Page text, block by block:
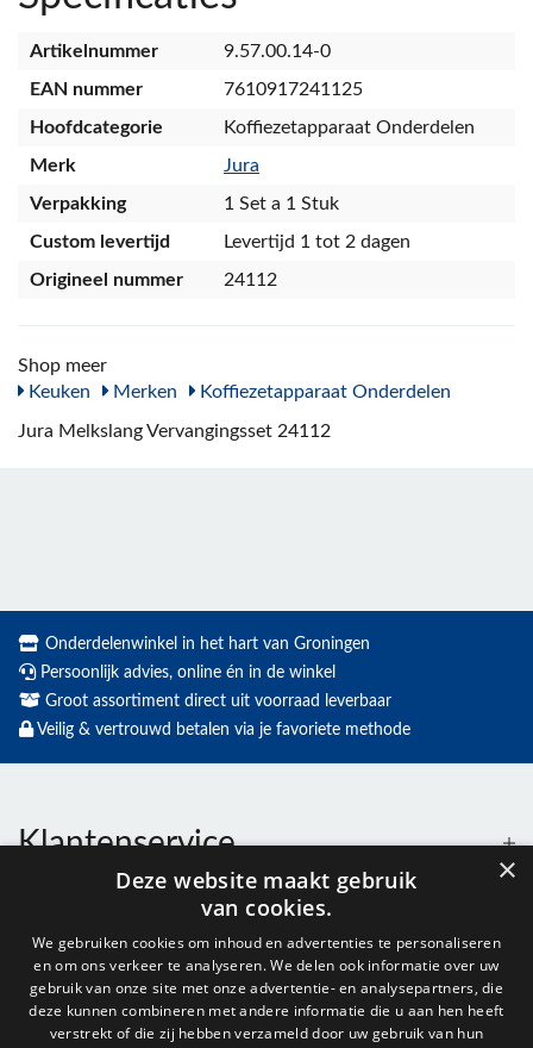
Artikelnummer
9.57.00.14-0
EAN nummer
7610917241125
Hoofdcategorie
Koffiezetapparaat Onderdelen
Merk
Jura
Verpakking
1 Set a 1 Stuk
Custom levertijd
Levertijd 1 tot 2 dagen
Origineel nummer
24112
Shop meer
Keuken
Merken Koffiezetapparaat Onderdelen
Jura Melkslang Vervangingsset 24112
Onderdelenwinkel in het hart van Groningen
Persoonlijk advies, online én in de winkel
Groot assortiment direct uit voorraad leverbaar
Veilig & vertrouwd betalen via je favoriete methode
Klantenservice
Openingstijden
×
Deze website maakt gebruik
van cookies.
We gebruiken cookies om inhoud en advertenties te personaliseren
en om ons verkeer te analyseren. We delen ook informatie over uw
gebruik van onze site met onze advertentie- en analysepartners, die
deze kunnen combineren met andere informatie die u aan hen heeft
verstrekt of die zij hebben verzameld door uw gebruik van hun